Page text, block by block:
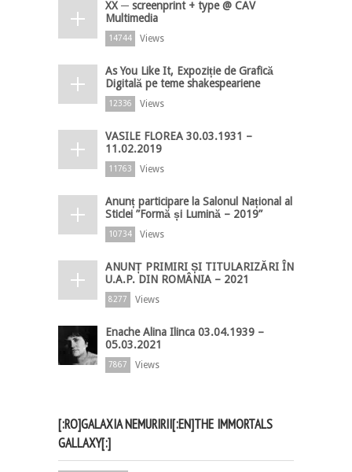
XX ─ screenprint + type @ CAV
Multimedia
14744 Views
As You Like It, Expoziție de Grafică
Digitală pe teme shakespeariene
12336 Views
VASILE FLOREA 30.03.1931 –
11.02.2019
11763 Views
Anunț participare la Salonul Național al
Sticlei ”Formă și Lumină – 2019”
10734 Views
ANUNȚ PRIMIRI ȘI TITULARIZĂRI ÎN
U.A.P. DIN ROMÂNIA – 2021
8277 Views
Enache Alina Ilinca 03.04.1939 –
05.03.2021
7867 Views
[:RO]GALAXIA NEMURIRII[:EN]THE IMMORTALS
GALLAXY[:]